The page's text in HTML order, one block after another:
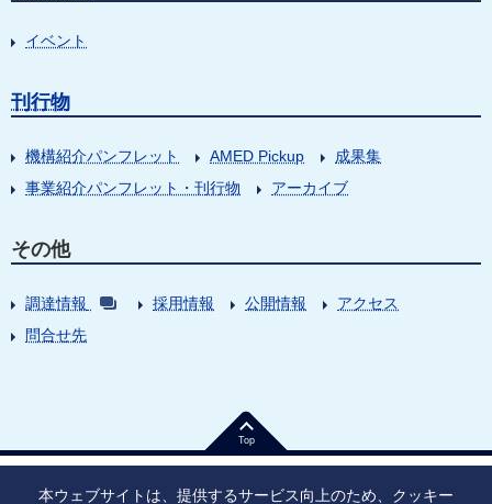
イベント
刊行物
機構紹介パンフレット AMED Pickup
成果集
事業紹介パンフレット・刊行物
アーカイブ
その他
調達情報 採用情報 公開情報
アクセス
問合せ先
Top
本ウェブサイトは、提供するサービス向上のため、クッキー